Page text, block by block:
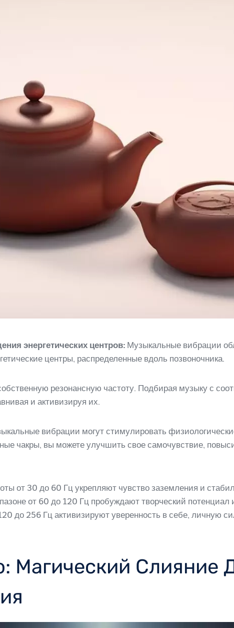
энергетических центров: Музыкальные вибрации
центры, распределенные вдоль позвоночника.
резонансную частоту. Подбирая музыку с
и активизируя их.
вибрации могут стимулировать
чакры, вы можете улучшить свое самочувствие,
от 30 до 60 Гц укрепляют чувство заземления и
от 60 до 120 Гц пробуждают творческий
до 256 Гц активизируют уверенность в себе, личную
Магический Слияние